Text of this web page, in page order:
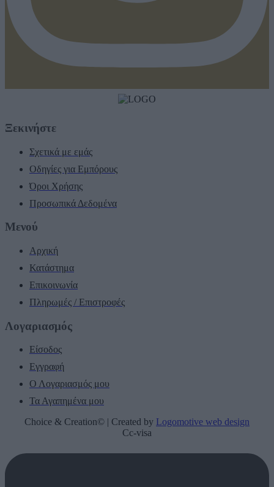
Ξεκινήστε
Σχετικά με εμάς
Οδηγίες για Εμπόρους
Όροι Χρήσης
Προσωπικά Δεδομένα
Μενού
Αρχική
Κατάστημα
Επικοινωνία
Πληρωμές / Επιστροφές
Λογαριασμός
Είσοδος
Εγγραφή
Ο Λογαριασμός μου
Τα Αγαπημένα μου
Choice & Creation© | Created by Logomotive web design
Cc-visa